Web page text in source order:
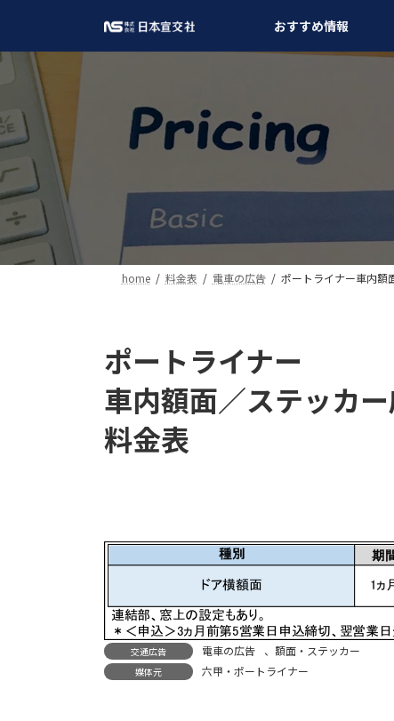
テ
へ
ス
ッ
プ
ゲ
ョ
ン
移
動
おすすめ情報
home 料金表 電車の広告 ポートライナー車内額
ポートライナー
車内額面／ステッカ
料金表
交通広告 電車の広告 、 額面・ステッカー
媒体元 六甲・ポートライナー